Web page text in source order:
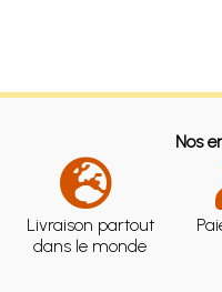
Nos
Livraison partout
dans le monde